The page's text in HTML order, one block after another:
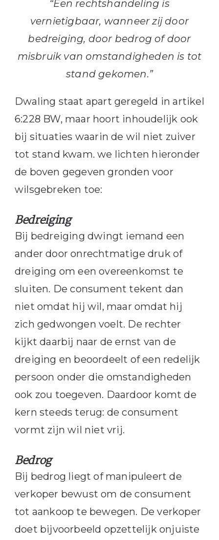
“Een rechtshandeling is
vernietigbaar, wanneer zij door
bedreiging, door bedrog of door
misbruik van omstandigheden is tot
stand gekomen.”
Dwaling staat apart geregeld in artikel
6:228 BW, maar hoort inhoudelijk ook
bij situaties waarin de wil niet zuiver
tot stand kwam. we lichten hieronder
de boven gegeven gronden voor
wilsgebreken toe:
Bedreiging
Bij bedreiging dwingt iemand een
ander door onrechtmatige druk of
dreiging om een overeenkomst te
sluiten. De consument tekent dan
niet omdat hij wil, maar omdat hij
zich gedwongen voelt. De rechter
kijkt daarbij naar de ernst van de
dreiging en beoordeelt of een redelijk
persoon onder die omstandigheden
ook zou toegeven. Daardoor komt de
kern steeds terug: de consument
vormt zijn wil niet vrij.
Bedrog
Bij bedrog liegt of manipuleert de
verkoper bewust om de consument
tot aankoop te bewegen. De verkoper
doet bijvoorbeeld opzettelijk onjuiste